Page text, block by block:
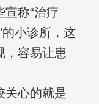
称“治疗
的小诊所，这
，容易让患
关心的就是